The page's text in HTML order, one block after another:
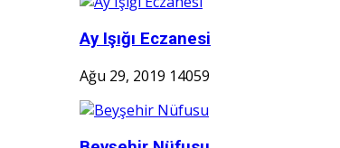
Ay Işığı Eczanesi
Ağu 29, 2019 14059